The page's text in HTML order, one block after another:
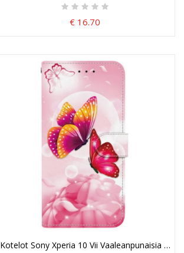
€ 16.70
Kotelot Sony Xperia 10 Vii Vaaleanpunaisia